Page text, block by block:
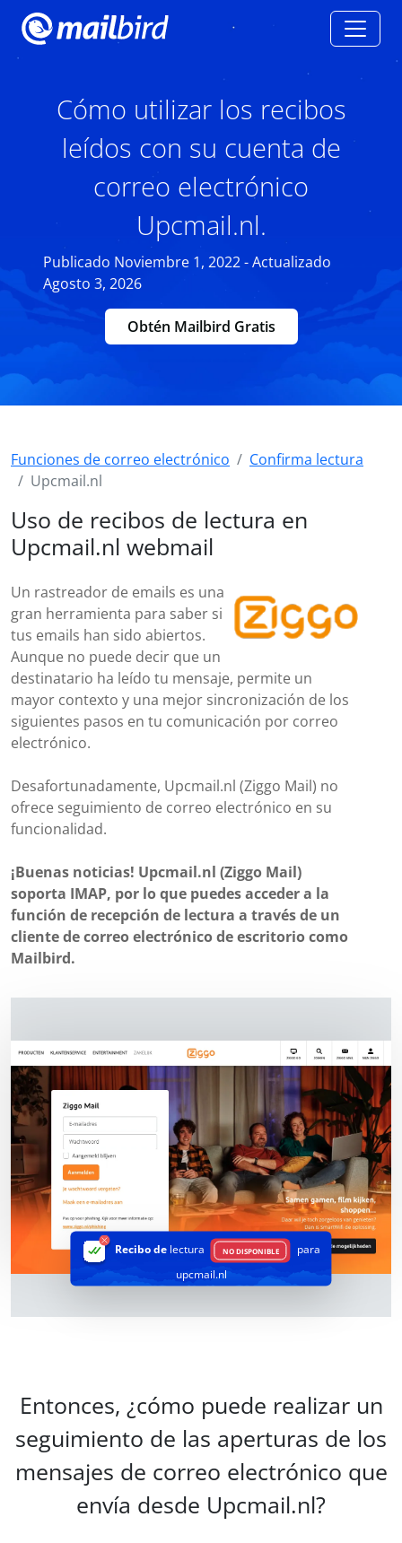
Cómo utilizar los recibos
leídos con su cuenta de
correo electrónico
Upcmail.nl.
Publicado Noviembre 1, 2022 - Actualizado
Agosto 3, 2026
Obtén Mailbird Gratis
Funciones de correo electrónico
Confirma lectura
Upcmail.nl
Uso de recibos de lectura en
Upcmail.nl webmail
Un rastreador de emails es una
gran herramienta para saber si
tus emails han sido abiertos.
Aunque no puede decir que un
destinatario ha leído tu mensaje, permite un
mayor contexto y una mejor sincronización de los
siguientes pasos en tu comunicación por correo
electrónico.
Desafortunadamente, Upcmail.nl (Ziggo Mail) no
ofrece seguimiento de correo electrónico en su
funcionalidad.
¡Buenas noticias! Upcmail.nl (Ziggo Mail)
soporta IMAP, por lo que puedes acceder a la
función de recepción de lectura a través de un
cliente de correo electrónico de escritorio como
Mailbird.
Recibo delectura NO DISPONIBLE
para
upcmail.nl
Entonces, ¿cómo puede realizar un
seguimiento de las aperturas de los
mensajes de correo electrónico que
envía desde Upcmail.nl?